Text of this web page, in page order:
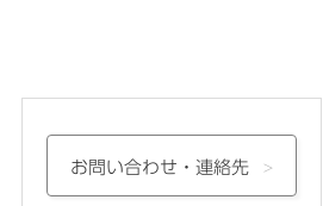
お問い合わせ・ 連絡先